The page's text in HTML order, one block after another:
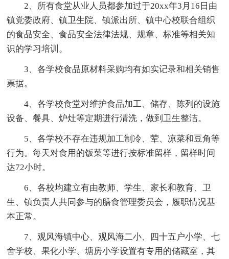
2、所有食堂从业人员都参加过于20xx年3月16日由
镇党委政府、镇卫生院、镇派出所、镇中心校联合组织
的食品安全、食品安全法律法规、规章、标准等相关知
识的学习培训。
3、各学校食品原材料采购均有如实记录和相关销售
票据。
4、各学校食堂对维护食品加工、储存、陈列的设施
设备、餐具、炉灶等定期进行清洗，做到卫生整洁。
5、各学校不存在违规加工制冷、荤、凉菜和豆角等
行为。每天对食用的饭菜等进行按标准留样，留样时间
达72小时。
6、各校均建立有由教师、学生、家长和教育、卫
生、镇负责人共同参与的膳食管理委员会，履职情况基
本正常。
7、观风海镇中心、观风海二小、四十五户小学、七
舍学校、果化小学、塘房小学设置有专用的储藏室，其